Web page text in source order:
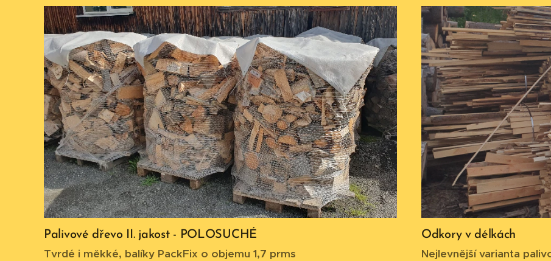
Palivové dřevo II. jakost - POLOSUCHÉ
Tvrdé i měkké, balíky PackFix o objemu 1,7 prms
Odkory v délkách
Nejlevnější varianta